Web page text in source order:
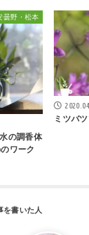
曇野・松本
の調香体
ワーク
ミツバ